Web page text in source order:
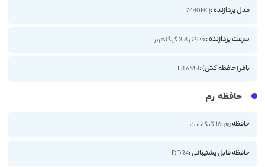
مدل پردازنده :7440HQ
سرعت پردازنده :حداکثر 3.8 گیگاهرتز
بافر (حافظه کش) :L3 6MB
حافظه رم
حافظه رم :16 گیگابایت
حافظه قابل پشتیبانی :DDR4